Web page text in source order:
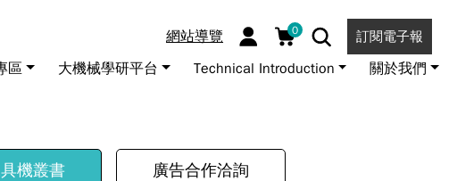
網站導覽 0 訂閱電子報
區 大機械學研平台 Technical Introduction 關於我們
機叢書 廣告合作洽詢